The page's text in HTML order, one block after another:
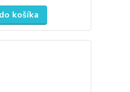
košíka